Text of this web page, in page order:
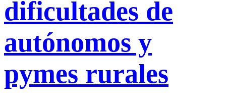
dificultades de
autónomos y
pymes rurales